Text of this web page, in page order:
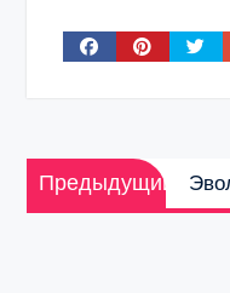
Навигация
по
записям
Предыдущий